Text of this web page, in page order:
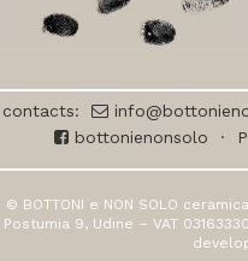
contacts:
bottonienonsolo ·
© BOTTONI e NON SOLO
Postumia 9, Udine – VAT